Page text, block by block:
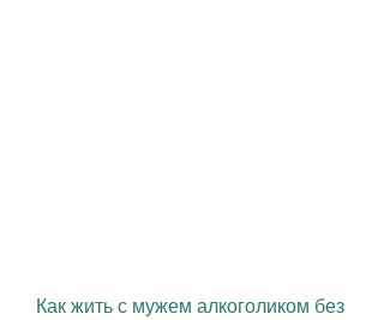
Как жить с мужем алкоголиком без